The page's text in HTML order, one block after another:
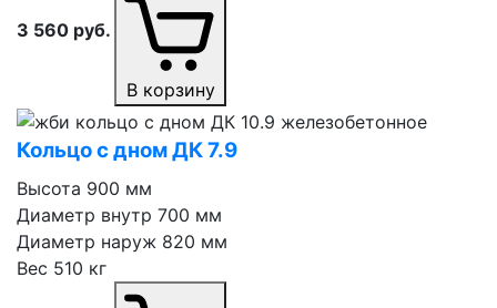
3 560 руб.
В корзину
Кольцо с дном ДК 7.9
Высота 900 мм
Диаметр внутр 700 мм
Диаметр наруж 820 мм
Вес 510 кг